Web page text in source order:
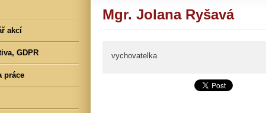
Mgr. Jolana Ryšavá
vychovatelka
akcí
GDPR
práce